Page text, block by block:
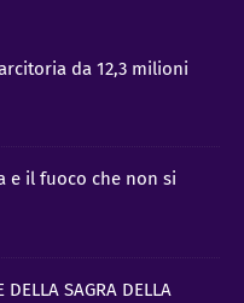
da 12,3 milioni
e il fuoco che non si
DELLA SAGRA DELLA